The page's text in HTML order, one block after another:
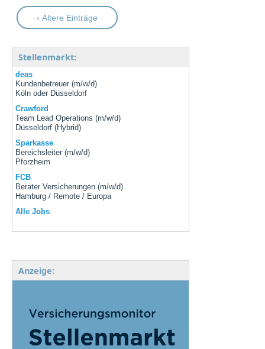
‹ Ältere Einträge
Stellenmarkt:
deas
Kundenbetreuer (m/w/d)
Köln oder Düsseldorf
Crawford
Team Lead Operations (m/w/d)
Düsseldorf (Hybrid)
Sparkasse
Bereichsleiter (m/w/d)
Pforzheim
FCB
Berater Versicherungen (m/w/d)
Hamburg / Remote / Europa
Alle Jobs
Anzeige: